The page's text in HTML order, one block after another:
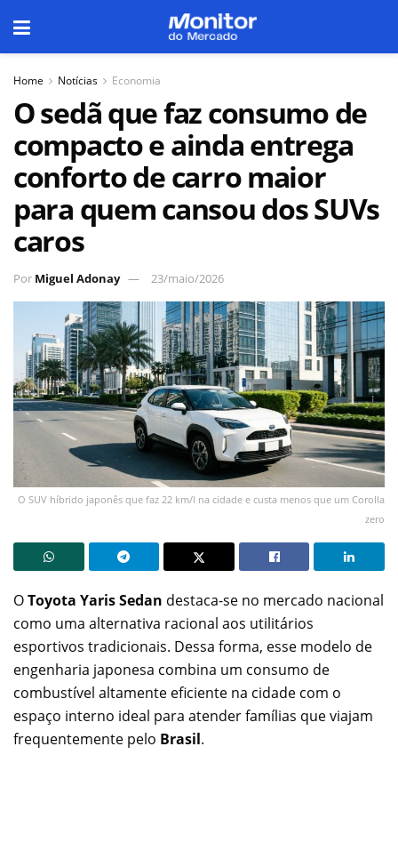
Home Notícias Economia
O sedã que faz consumo de
compacto e ainda entrega
conforto de carro maior
para quem cansou dos SUVs
caros
Por Miguel Adonay 23/maio/2026
O SUV híbrido japonês que faz 22 km/l na cidade e custa menos que um Corolla
zero
OToyota Yaris Sedan destaca-se no mercado nacional
como uma alternativa racional aos utilitários
esportivos tradicionais. Dessa forma, esse modelo de
engenharia japonesa combina um consumo de
combustível altamente eficiente na cidade com o
espaço interno ideal para atender famílias que viajam
frequentemente pelo Brasil.